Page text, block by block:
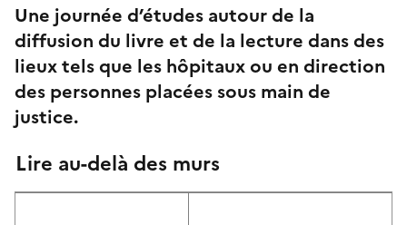
Une journée d’études autour de la
diffusion du livre et de la lecture dans des
lieux tels que les hôpitaux ou en direction
des personnes placées sous main de
justice.
Lire au-delà des murs